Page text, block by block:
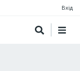
Вхід